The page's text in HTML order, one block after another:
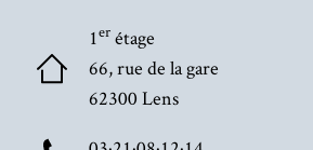
1er étage
66, rue de la gare
62300 Lens